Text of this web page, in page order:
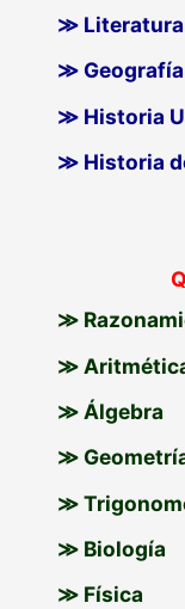
≫ Literatura
≫ Geografía
≫ Historia
≫ Historia
≫
≫
≫ Álgebra
≫
≫
≫ Biología
≫ Física